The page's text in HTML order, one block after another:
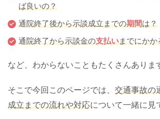
ば良いの？
通院終了後から示談成立までの期間は？
通院終了から示談金の支払いまでにかか
など、わからないこともたくさんありま
そこで今回このページでは、 交通事故の
成立までの流れや対応について一緒に見